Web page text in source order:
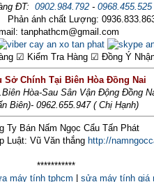
ĐT: 0902.984.792 - 0968.455.525
Phản ánh chất Lượng:
tanphathcm@gmail.com
☑ Kiểm Tra Hàng ☑ Đồng Ý
Sở Chính Tại Biên Hòa Đồng Nai
Hòa-Sau Sân Vận Động Đồng
Biên)- 0962.655.947 ( Chị Hạnh)
Luật: Vũ Văn thắng http://
***********
máy tính tphcm | sửa máy tính giá